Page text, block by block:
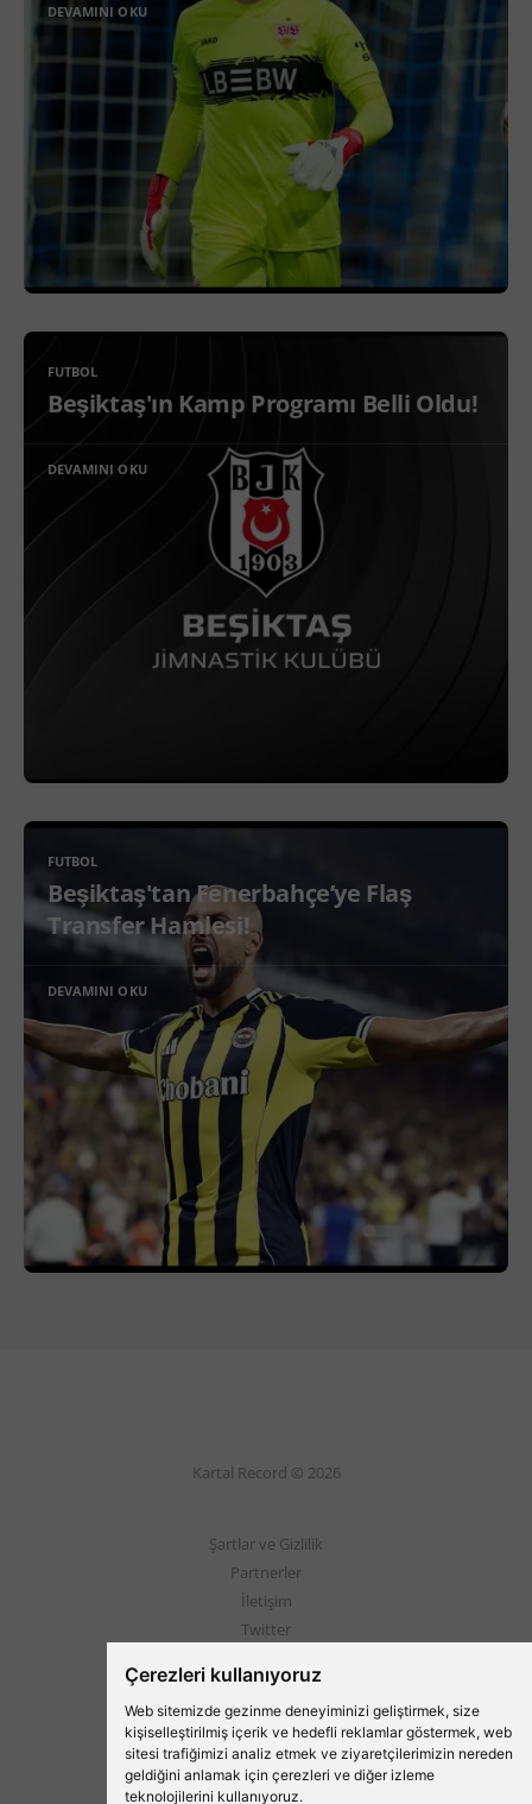
Çerezleri kullanıyoruz
Web sitemizde gezinme deneyiminizi geliştirmek, size
kişiselleştirilmiş içerik ve hedefli reklamlar göstermek, web
sitesi trafiğimizi analiz etmek ve ziyaretçilerimizin nereden
geldiğini anlamak için çerezleri ve diğer izleme
teknolojilerini kullanıyoruz.
DEVAMINI OKU
FUTBOL
Beşiktaş'ın Kamp Programı Belli Oldu!
DEVAMINI OKU
FUTBOL
Beşiktaş'tan Fenerbahçe’ye Flaş
Transfer Hamlesi!
DEVAMINI OKU
Kartal Record © 2026
Şartlar ve Gizlilik
Partnerler
İletişim
Twitter
Beşiktaş'ın Medyası